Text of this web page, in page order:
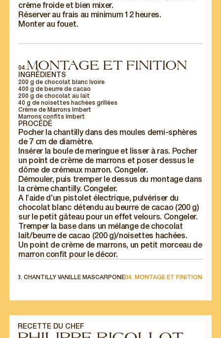
crème froide et bien mixer.
Réserver au frais au minimum 12 heures.
Monter au fouet.
04.MONTAGE ET FINITION
INGRÉDIENTS
200 g de chocolat blanc Ivoire
400 g de beurre de cacao
200 g de chocolat au lait
40 g de noisettes hachées grillées
Crème de Marrons Imbert
Marrons confits Imbert
PROCÉDÉ
Pocher la chantilly dans des moules demi-sphères
de 7 cm de diamètre.
Insérer la boule de meringue et lisser à ras. Pocher
un point de crème de marrons et poser dessus le
dôme de crémeux marron. Congeler.
Démouler, puis tremper le dessus du montage dans
la crème chantilly. Congeler.
A l’aide d’un pistolet électrique, pulvériser du
chocolat blanc détendu au beurre de cacao (200 g)
sur le petit gâteau pour un effet velours. Congeler.
Tremper la base dans un mélange de chocolat
lait/beurre de cacao (200 g)/noisettes hachées.
Un point de crème de marrons, un petit morceau de
marron confit pour le décor.
03. CHANTILLY VANILLE MASCARPONE04. MONTAGE ET FINITION
RECETTE DU CHEF